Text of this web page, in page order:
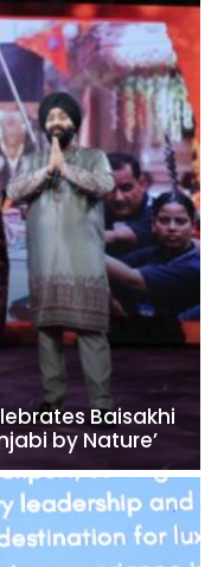
Baisakhi
by Nature’